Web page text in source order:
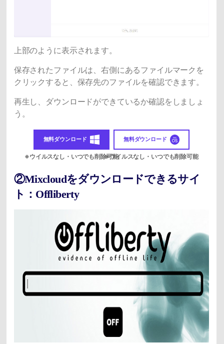
上部のように表示されます。
保存されたファイルは、右側にあるファイルマークを
クリックすると、保存先のファイルを確認できます。
再生し、ダウンロードができているか確認をしましょ
う。
無料ダウンロード 無料ダウンロード
②Mixcloudをダウンロードできるサイ
ト：Offliberty